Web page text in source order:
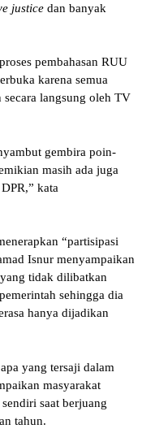
justicedan banyak
pembahasan RUU
karena semua
langsung oleh TV
gembira poin-
masih ada juga
kata
“partisipasi
Isnur menyampaikan
tidak dilibatkan
sehingga dia
hanya dijadikan
yang tersaji dalam
masyarakat
saat berjuang
tahun.